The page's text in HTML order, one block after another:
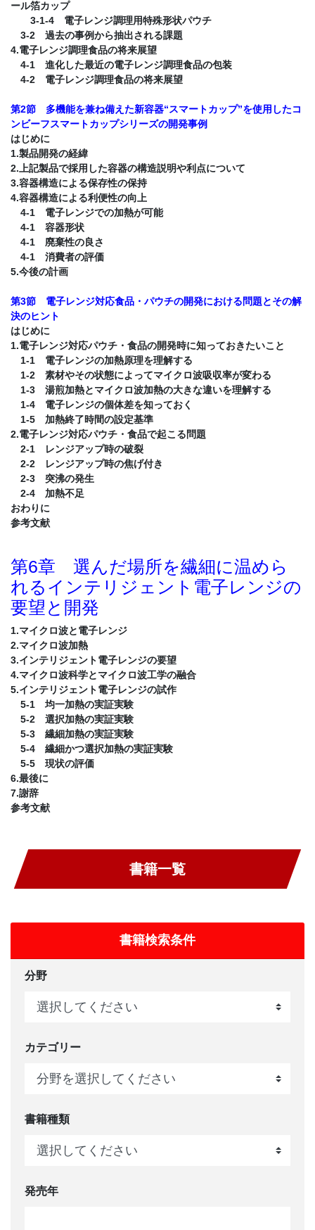
ール箔カップ
3-1-4 電子レンジ調理用特殊形状パウチ
3-2 過去の事例から抽出される課題
4.電子レンジ調理食品の将来展望
4-1 進化した最近の電子レンジ調理食品の包装
4-2 電子レンジ調理食品の将来展望
第2節 多機能を兼ね備えた新容器“スマートカップ”を使用したコ
ンビーフスマートカップシリーズの開発事例
はじめに
1.製品開発の経緯
2.上記製品で採用した容器の構造説明や利点について
3.容器構造による保存性の保持
4.容器構造による利便性の向上
4-1 電子レンジでの加熱が可能
4-1 容器形状
4-1 廃棄性の良さ
4-1 消費者の評価
5.今後の計画
第3節 電子レンジ対応食品・パウチの開発における問題とその解
決のヒント
はじめに
1.電子レンジ対応パウチ・食品の開発時に知っておきたいこと
1-1 電子レンジの加熱原理を理解する
1-2 素材やその状態によってマイクロ波吸収率が変わる
1-3 湯煎加熱とマイクロ波加熱の大きな違いを理解する
1-4 電子レンジの個体差を知っておく
1-5 加熱終了時間の設定基準
2.電子レンジ対応パウチ・食品で起こる問題
2-1 レンジアップ時の破裂
2-2 レンジアップ時の焦げ付き
2-3 突沸の発生
2-4 加熱不足
おわりに
参考文献
第6章 選んだ場所を繊細に温めら
れるインテリジェント電子レンジの
要望と開発
1.マイクロ波と電子レンジ
2.マイクロ波加熱
3.インテリジェント電子レンジの要望
4.マイクロ波科学とマイクロ波工学の融合
5.インテリジェント電子レンジの試作
5-1 均一加熱の実証実験
5-2 選択加熱の実証実験
5-3 繊細加熱の実証実験
5-4 繊細かつ選択加熱の実証実験
5-5 現状の評価
6.最後に
7.謝辞
参考文献
書籍一覧
書籍検索条件
分野
カテゴリー
書籍種類
発売年